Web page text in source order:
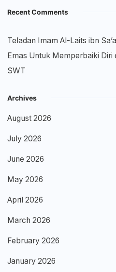
Recent Comments
Teladan Imam Al-Laits ibn
Emas Untuk Memperbaiki Diri
SWT
Archives
August 2026
July 2026
June 2026
May 2026
April 2026
March 2026
February 2026
January 2026